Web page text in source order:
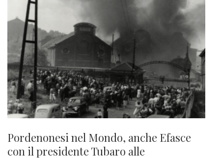
Pordenonesi nel Mondo, anche Efasce
con il presidente Tubaro alle